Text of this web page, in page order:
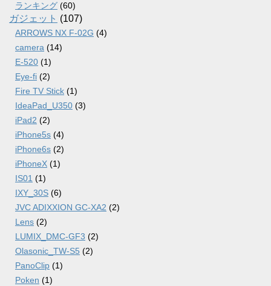
ランキング (60)
ガジェット (107)
ARROWS NX F-02G (4)
camera (14)
E-520 (1)
Eye-fi (2)
Fire TV Stick (1)
IdeaPad_U350 (3)
iPad2 (2)
iPhone5s (4)
iPhone6s (2)
iPhoneX (1)
IS01 (1)
IXY_30S (6)
JVC ADIXXION GC-XA2 (2)
Lens (2)
LUMIX_DMC-GF3 (2)
Olasonic_TW-S5 (2)
PanoClip (1)
Poken (1)